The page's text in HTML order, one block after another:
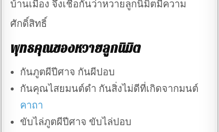
บ้านเมือง จึงเชื่อกันว่าหวายลูกนิมิตมีความ
ศักดิ์สิทธิ์
พุทธคุณของหวายลูกนิมิต
กันภูตผีปีศาจ กันผีปอบ
กันคุณไสยมนต์ดำ กันสิ่งไม่ดีที่เกิดจากมนต์
คาถา
ขับไล่ภูตผีปีศาจ ขับไล่ปอบ